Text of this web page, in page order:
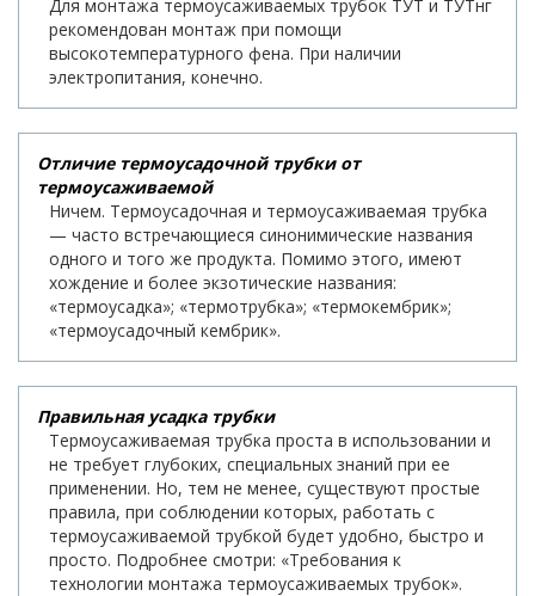
Для монтажа термоусаживаемых трубок ТУТ и ТУТнг
рекомендован монтаж при помощи
высокотемпературного фена. При наличии
электропитания, конечно.
Отличие термоусадочной трубки от
термоусаживаемой
Ничем. Термоусадочная и термоусаживаемая трубка
— часто встречающиеся синонимические названия
одного и того же продукта. Помимо этого, имеют
хождение и более экзотические названия:
«термоусадка»; «термотрубка»; «термокембрик»;
«термоусадочный кембрик».
Правильная усадка трубки
Термоусаживаемая трубка проста в использовании и
не требует глубоких, специальных знаний при ее
применении. Но, тем не менее, существуют простые
правила, при соблюдении которых, работать с
термоусаживаемой трубкой будет удобно, быстро и
просто. Подробнее смотри: «Требования к
технологии монтажа термоусаживаемых трубок».